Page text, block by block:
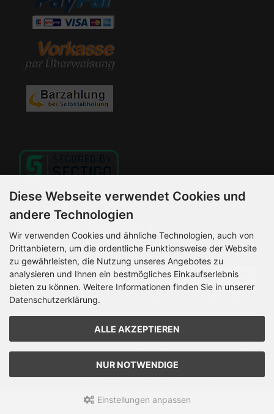
Newsletter-Anmeldung
E-Mail-Adresse:
Der Newsletter kann jederzeit hier oder in Ihrem Kundenkonto
HELLEMANN MOTORRADSERVICE © 2026 | Template © 2026
by Karl
Diese Webseite verwendet Cookies und
andere Technologien
Wir verwenden Cookies und ähnliche Technologien, auch von
Drittanbietern, um die ordentliche Funktionsweise der Website
zu gewährleisten, die Nutzung unseres Angebotes zu
analysieren und Ihnen ein bestmögliches Einkaufserlebnis
bieten zu können. Weitere Informationen finden Sie in unserer
Datenschutzerklärung.
ALLE AKZEPTIEREN
NUR NOTWENDIGE
Einstellungen anpassen